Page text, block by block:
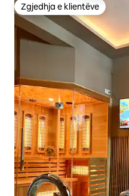
Zgjedhja e klientëve
Zgjedhja e klientëve